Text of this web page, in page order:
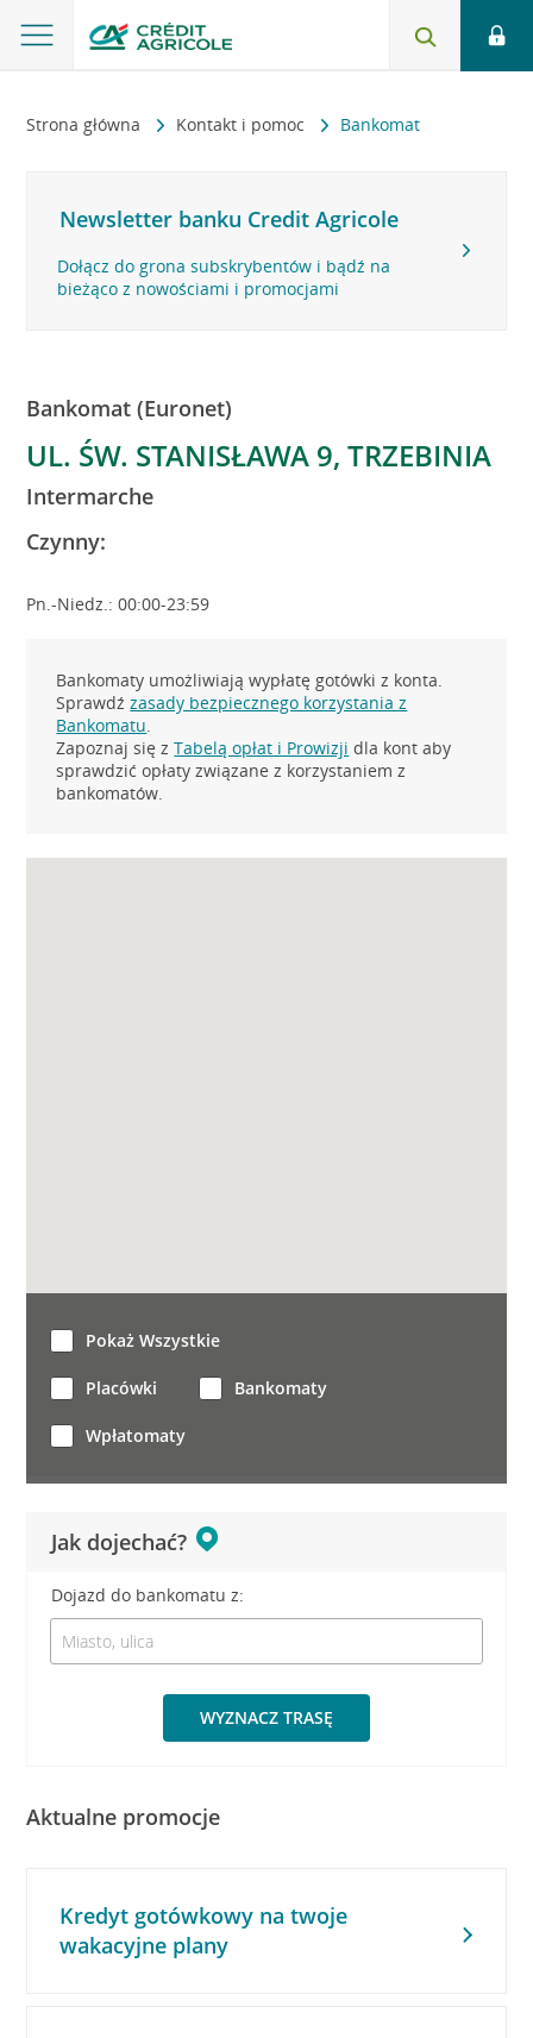
Strona główna Kontakt i pomoc Bankomat
Newsletter banku Credit Agricole
Dołącz do grona subskrybentów i bądź na
bieżąco z nowościami i promocjami
Bankomat (Euronet)
UL. ŚW. STANISŁAWA 9, TRZEBINIA
Intermarche
Czynny:
Pn.-Niedz.: 00:00-23:59
Bankomaty umożliwiają wypłatę gotówki z konta.
Sprawdźzasady bezpiecznego korzystania z
Bankomatu.
Zapoznaj się zTabelą opłat i Prowizji dla kont aby
sprawdzić opłaty związane z korzystaniem z
bankomatów.
Jak dojechać?
Dojazd do bankomatu z:
WYZNACZ TRASĘ
Pokaż Wszystkie
Placówki Bankomaty
Wpłatomaty
Aktualne promocje
Kredyt gotówkowy na twoje
wakacyjne plany